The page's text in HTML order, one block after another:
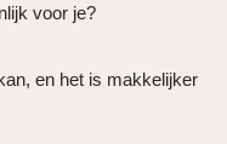
voor je?
en het is makkelijker